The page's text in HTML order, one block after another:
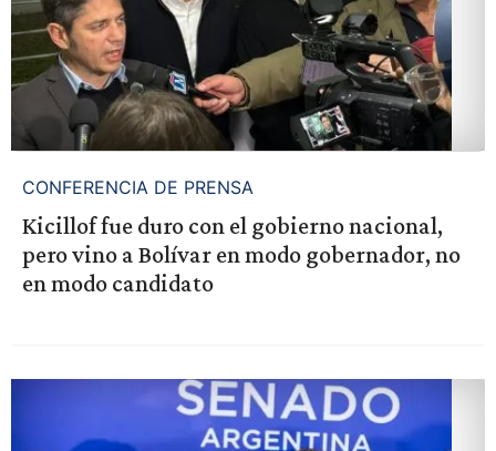
CONFERENCIA DE PRENSA
Kicillof fue duro con el gobierno nacional,
pero vino a Bolívar en modo gobernador, no
en modo candidato